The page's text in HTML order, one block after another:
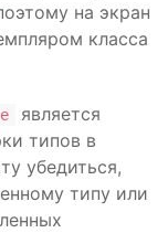
на экран
класса
является
типов в
убедиться,
типу или